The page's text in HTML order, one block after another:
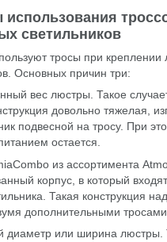
светильников
тросы при креплении
Основных причин три:
вес люстры. Такое
довольно тяжелая,
подвесной на тросу. При
остается.
из ассортимента
корпус, в который
Такая конструкция
дополнительными
диаметр или ширина люстры.